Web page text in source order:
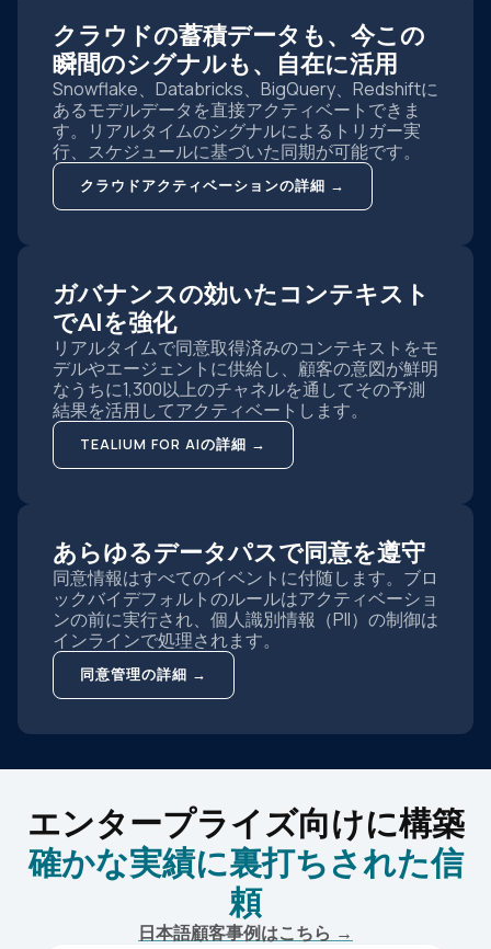
クラウドの蓄積データも、今この
瞬間のシグナルも、自在に活用
Snowflake、Databricks、BigQuery、Redshiftに
あるモデルデータを直接アクティベートできま
す。リアルタイムのシグナルによるトリガー実
行、スケジュールに基づいた同期が可能です。
クラウドアクティベーションの詳細 →
ガバナンスの効いたコンテキスト
でAIを強化
リアルタイムで同意取得済みのコンテキストをモ
デルやエージェントに供給し、顧客の意図が鮮明
なうちに1,300以上のチャネルを通してその予測
結果を活用してアクティベートします。
TEALIUM FOR AIの詳細 →
あらゆるデータパスで同意を遵守
同意情報はすべてのイベントに付随します。ブロ
ックバイデフォルトのルールはアクティベーショ
ンの前に実行され、個人識別情報（PII）の制御は
インラインで処理されます。
同意管理の詳細 →
エンタープライズ向けに構築
確かな実績に裏打ちされた信
頼
日本語顧客事例はこちら →